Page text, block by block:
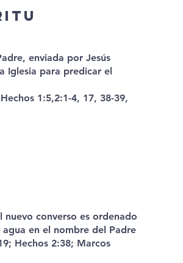
enviada por Jesús
Iglesia para predicar el
1:5,2:1-4, 17, 38-39,
nuevo converso es ordenado
en el nombre del Padre
Hechos 2:38; Marcos